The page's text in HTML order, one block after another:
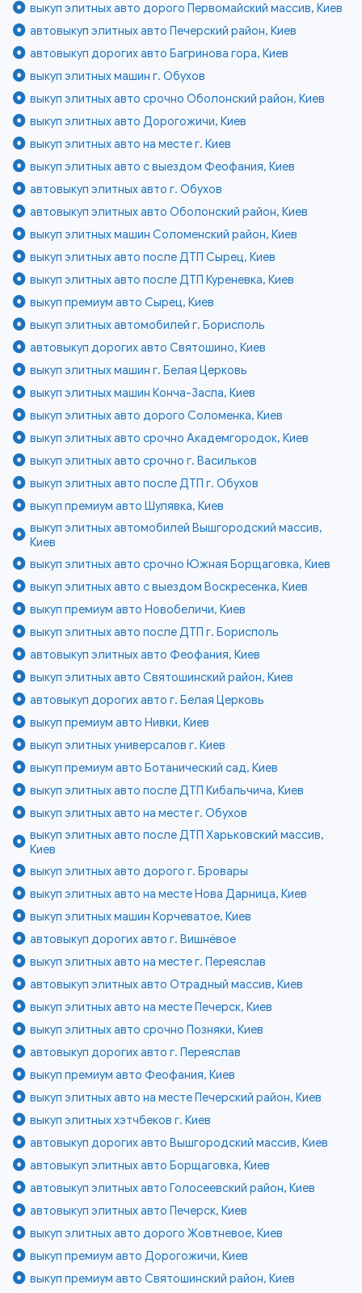
выкуп элитных авто дорого Первомайский массив, Киев
автовыкуп элитных авто Печерский район, Киев
автовыкуп дорогих авто Багринова гора, Киев
выкуп элитных машин г. Обухов
выкуп элитных авто срочно Оболонский район, Киев
выкуп элитных авто Дорогожичи, Киев
выкуп элитных авто на месте г. Киев
выкуп элитных авто с выездом Феофания, Киев
автовыкуп элитных авто г. Обухов
автовыкуп элитных авто Оболонский район, Киев
выкуп элитных машин Соломенский район, Киев
выкуп элитных авто после ДТП Сырец, Киев
выкуп элитных авто после ДТП Куреневка, Киев
выкуп премиум авто Сырец, Киев
выкуп элитных автомобилей г. Борисполь
автовыкуп дорогих авто Святошино, Киев
выкуп элитных машин г. Белая Церковь
выкуп элитных машин Конча-Заспа, Киев
выкуп элитных авто дорого Соломенка, Киев
выкуп элитных авто срочно Академгородок, Киев
выкуп элитных авто срочно г. Васильков
выкуп элитных авто после ДТП г. Обухов
выкуп премиум авто Шулявка, Киев
выкуп элитных автомобилей Вышгородский массив,
Киев
выкуп элитных авто срочно Южная Борщаговка, Киев
выкуп элитных авто с выездом Воскресенка, Киев
выкуп премиум авто Новобеличи, Киев
выкуп элитных авто после ДТП г. Борисполь
автовыкуп элитных авто Феофания, Киев
выкуп элитных авто Святошинский район, Киев
автовыкуп дорогих авто г. Белая Церковь
выкуп премиум авто Нивки, Киев
выкуп элитных универсалов г. Киев
выкуп премиум авто Ботанический сад, Киев
выкуп элитных авто после ДТП Кибальчича, Киев
выкуп элитных авто на месте г. Обухов
выкуп элитных авто после ДТП Харьковский массив,
Киев
выкуп элитных авто дорого г. Бровары
выкуп элитных авто на месте Нова Дарница, Киев
выкуп элитных машин Корчеватое, Киев
автовыкуп дорогих авто г. Вишнёвое
выкуп элитных авто на месте г. Переяслав
автовыкуп элитных авто Отрадный массив, Киев
выкуп элитных авто на месте Печерск, Киев
выкуп элитных авто срочно Позняки, Киев
автовыкуп дорогих авто г. Переяслав
выкуп премиум авто Феофания, Киев
выкуп элитных авто на месте Печерский район, Киев
выкуп элитных хэтчбеков г. Киев
автовыкуп дорогих авто Вышгородский массив, Киев
автовыкуп элитных авто Борщаговка, Киев
автовыкуп элитных авто Голосеевский район, Киев
автовыкуп элитных авто Печерск, Киев
выкуп элитных авто дорого Жовтневое, Киев
выкуп премиум авто Дорогожичи, Киев
выкуп премиум авто Святошинский район, Киев